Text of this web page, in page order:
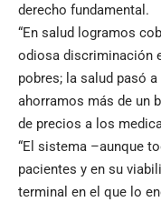
derecho fundamental.
“En salud logramos
odiosa discriminación
pobres; la salud pasó
ahorramos más de un
de precios a los
“El sistema –aunque
pacientes y en su
terminal en el que lo